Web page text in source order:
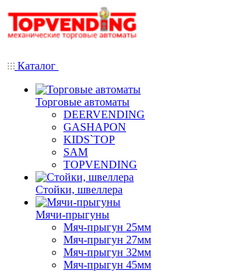
Каталог
Торговые автоматы
DEERVENDING
GASHAPON
KIDS`TOP
SAM
TOPVENDING
Стойки, швеллера
Мячи-прыгуны
Мяч-прыгун 25мм
Мяч-прыгун 27мм
Мяч-прыгун 32мм
Мяч-прыгун 45мм